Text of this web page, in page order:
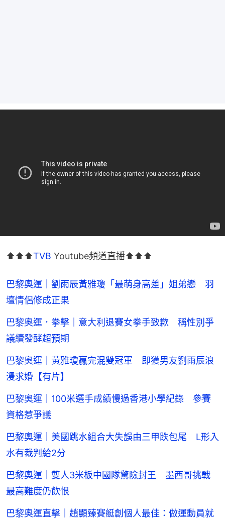
⬆️⬆️⬆️TVB Youtube頻道直播⬆️⬆️⬆️
巴黎奧運｜劉雨辰黃雅瓊「最萌身高差」姐弟戀 羽
壇情侶修成正果
巴黎奧運．拳擊｜意大利退賽女拳手致歉 稱性別爭
議續發酵超預期
巴黎奧運｜黃雅瓊贏完混雙冠軍 即獲男友劉雨辰浪
漫求婚【有片】
巴黎奧運｜100米選手成績慢過香港小學紀錄 參賽
資格惹爭議
巴黎奧運｜美國跳水組合大失誤由三甲跌包尾 L形入
水有裁判給2分
巴黎奧運｜雙人3米板中國隊驚險封王 墨西哥挑戰
最高難度仍飲恨
巴黎奧運直擊｜趙顯臻賽艇創個人最佳：做運動員就